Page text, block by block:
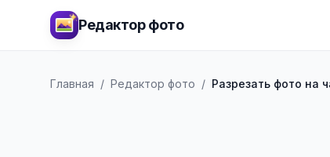
Редактор фото
Главная / Редактор фото / Разрезать фото на